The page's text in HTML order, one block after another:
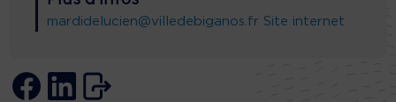
mardidelucien@villedebiganos.fr Site internet